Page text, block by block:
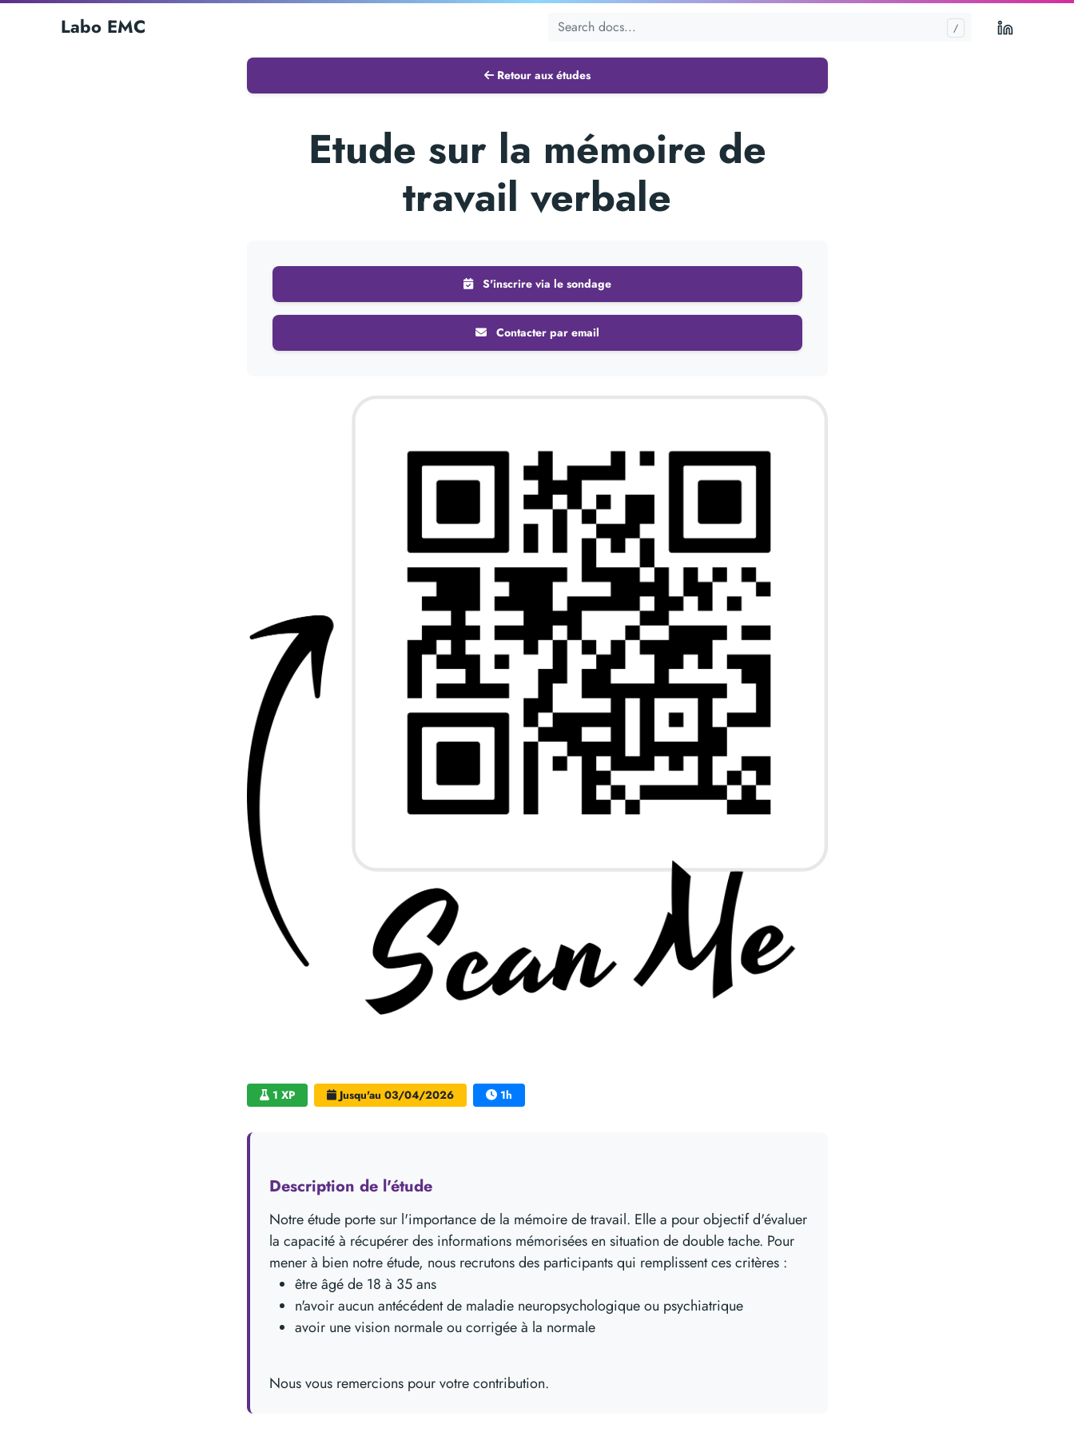
Labo EMC
Retour aux études
Etude sur la mémoire de
travail verbale
S'inscrire via le sondage
Contacter par email
1 XP Jusqu'au 03/04/2026 1h
Description de l'étude
Notre étude porte sur l'importance de la mémoire de travail. Elle a pour objectif d'évaluer
la capacité à récupérer des informations mémorisées en situation de double tache. Pour
mener à bien notre étude, nous recrutons des participants qui remplissent ces critères :
être âgé de 18 à 35 ans
n'avoir aucun antécédent de maladie neuropsychologique ou psychiatrique
avoir une vision normale ou corrigée à la normale
Nous vous remercions pour votre contribution.